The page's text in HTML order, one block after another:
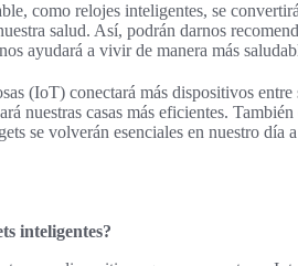
como relojes inteligentes, se
salud. Así, podrán darnos
ayudará a vivir de manera más
(IoT) conectará más dispositivos
nuestras casas más eficientes.
se volverán esenciales en nuestro día
inteligentes?